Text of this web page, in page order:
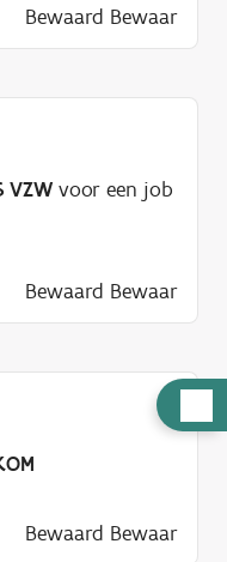
u
n
Bewaard Bewaar
VZW voor een job
Bewaard Bewaar
Bewaard Bewaar